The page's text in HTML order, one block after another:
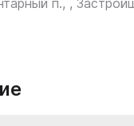
п., ,